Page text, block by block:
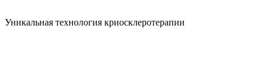
Уникальная технология криосклеротерапии